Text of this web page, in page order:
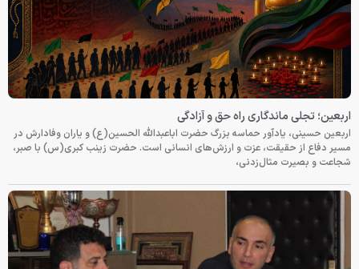
اربعین؛ تجلی ماندگاری راه حق و آزادگی
اربعین حسینی، یادآور حماسه بزرگ حضرت اباعبدالله الحسین(ع) و یاران وفادارش در
مسیر دفاع از حقیقت، عزت و ارزش‌های انسانی است. حضرت زینب کبری(س) با صبر،
شجاعت و بصیرت مثال‌زدنی،